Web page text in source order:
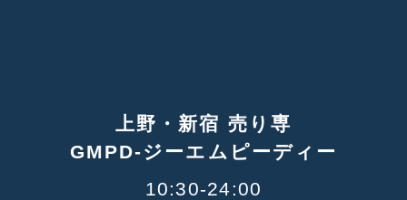
上野・新宿 売り専
GMPD-ジーエムピーディー
10:30-24:00